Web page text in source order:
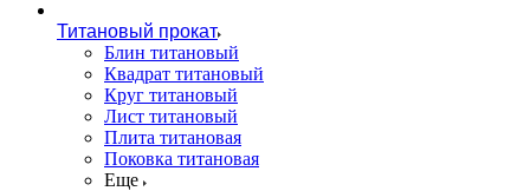
Титановый прокат
Блин титановый
Квадрат титановый
Круг титановый
Лист титановый
Плита титановая
Поковка титановая
Еще